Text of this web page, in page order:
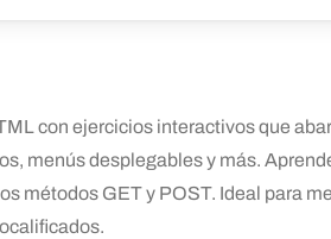
con ejercicios interactivos que
menús desplegables y más.
métodos GET y POST. Ideal para